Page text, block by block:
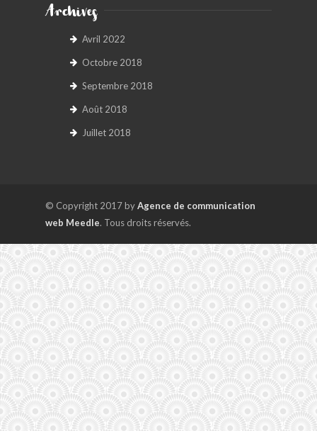
Archives
Avril 2022
Octobre 2018
Septembre 2018
Août 2018
Juillet 2018
© Copyright 2017 byAgence de communication
web Meedle. Tous droits réservés.